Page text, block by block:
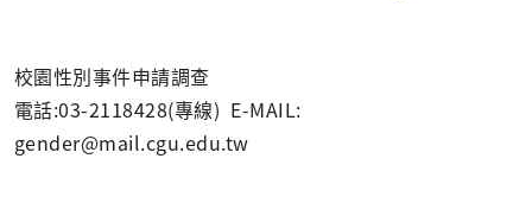
校園性別事件申請調查
電話:03-2118428(專線) E-MAIL:
gender@mail.cgu.edu.tw